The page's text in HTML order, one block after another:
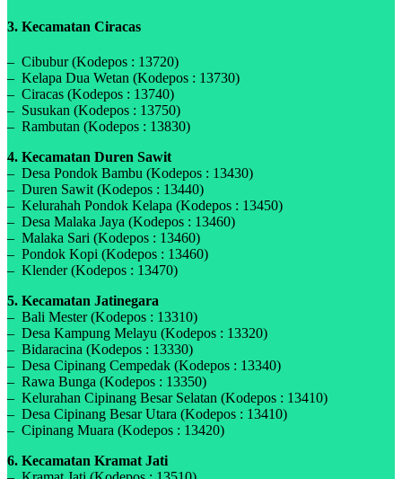
3. Kecamatan Ciracas
– Cibubur (Kodepos : 13720)
– Kelapa Dua Wetan (Kodepos : 13730)
– Ciracas (Kodepos : 13740)
– Susukan (Kodepos : 13750)
– Rambutan (Kodepos : 13830)
4. Kecamatan Duren Sawit
– Desa Pondok Bambu (Kodepos : 13430)
– Duren Sawit (Kodepos : 13440)
– Kelurahah Pondok Kelapa (Kodepos : 13450)
– Desa Malaka Jaya (Kodepos : 13460)
– Malaka Sari (Kodepos : 13460)
– Pondok Kopi (Kodepos : 13460)
– Klender (Kodepos : 13470)
5. Kecamatan Jatinegara
– Bali Mester (Kodepos : 13310)
– Desa Kampung Melayu (Kodepos : 13320)
– Bidaracina (Kodepos : 13330)
– Desa Cipinang Cempedak (Kodepos : 13340)
– Rawa Bunga (Kodepos : 13350)
– Kelurahan Cipinang Besar Selatan (Kodepos : 13410)
– Desa Cipinang Besar Utara (Kodepos : 13410)
– Cipinang Muara (Kodepos : 13420)
6. Kecamatan Kramat Jati